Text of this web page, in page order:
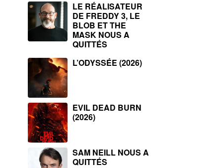
LE RÉALISATEUR
DE FREDDY 3, LE
BLOB ET THE
MASK NOUS A
QUITTÉS
L’ODYSSÉE (2026)
EVIL DEAD BURN
(2026)
SAM NEILL NOUS A
QUITTÉS